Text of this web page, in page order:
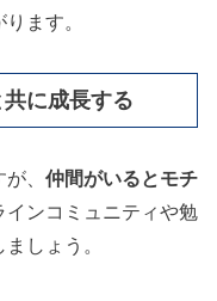
ます。
に成長する
、 仲間がいるとモチ
インコミュニティや勉
しょう。